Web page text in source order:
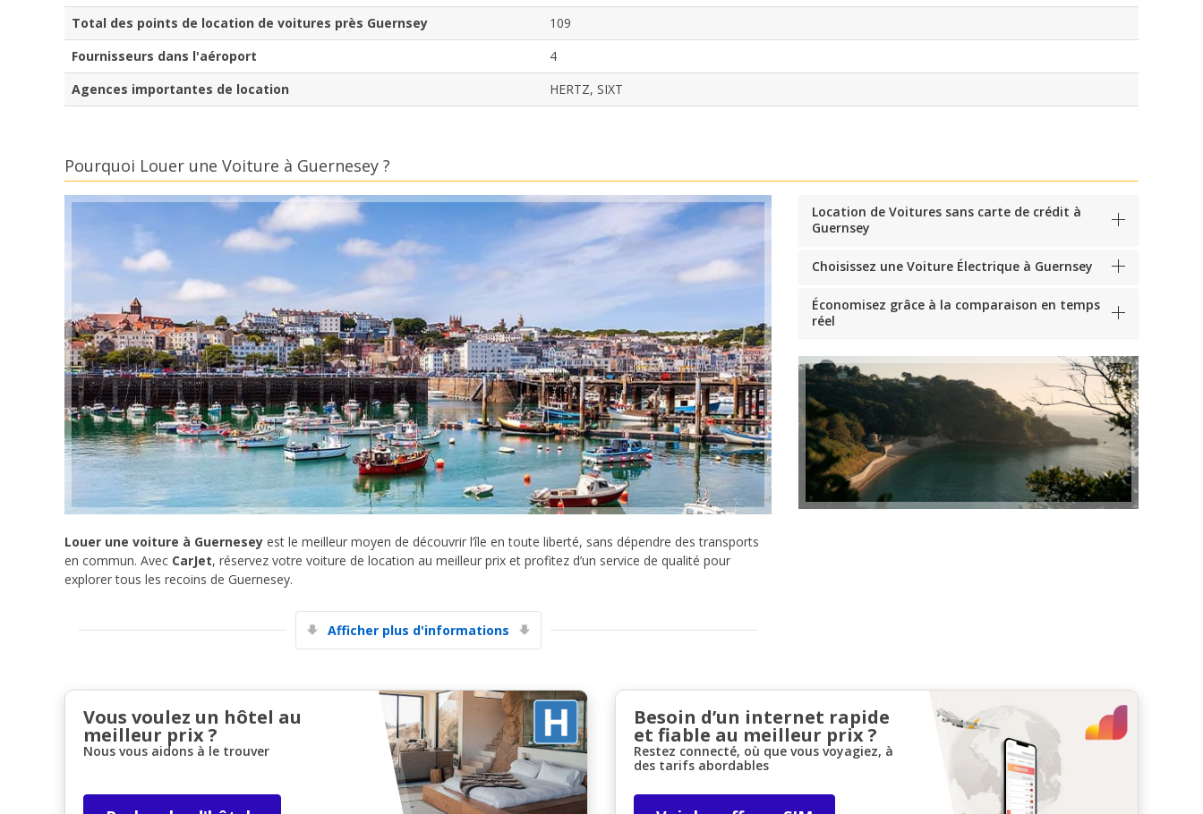
Total des points de location de voitures près Guernsey
109
Fournisseurs dans l'aéroport
4
Agences importantes de location
HERTZ, SIXT
Pourquoi Louer une Voiture à Guernesey ?
Louer une voiture à Guernesey est le meilleur moyen de découvrir l’île en toute liberté, sans dépendre des transports
en commun. Avec CarJet, réservez votre voiture de location au meilleur prix et profitez d’un service de qualité pour
explorer tous les recoins de Guernesey.
Afficher plus d'informations
Location de Voitures sans carte de crédit à
Guernsey
Choisissez une Voiture Électrique à Guernsey
Économisez grâce à la comparaison en temps
réel
Vous voulez un hôtel au
meilleur prix ?
Nous vous aidons à le trouver
Besoin d’un internet rapide
et fiable au meilleur prix ?
Restez connecté, où que vous voyagiez, à
des tarifs abordables
Promotions spéciales
endroit
Se connecter avec eLink